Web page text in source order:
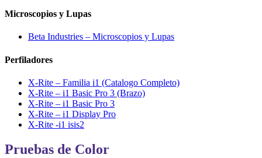
Microscopios y Lupas
Beta Industries – Microscopios y Lupas
Perfiladores
X-Rite – Familia i1 (Catalogo Completo)
X-Rite – i1 Basic Pro 3 (Brazo)
X-Rite – i1 Basic Pro 3
X-Rite – i1 Display Pro
X-Rite -i1 isis2
Pruebas de Color